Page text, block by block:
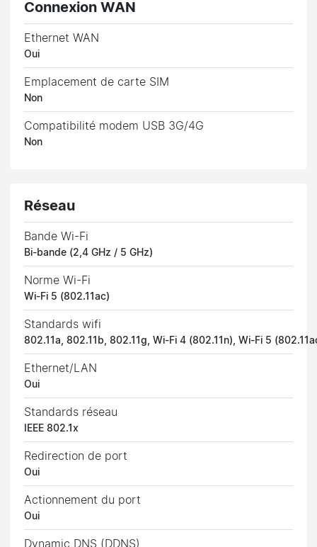
Connexion WAN
Ethernet WAN
Oui
Emplacement de carte SIM
Non
Compatibilité modem USB 3G/4G
Non
Réseau
Bande Wi-Fi
Bi-bande (2,4 GHz / 5 GHz)
Norme Wi-Fi
Wi-Fi 5 (802.11ac)
Standards wifi
802.11a, 802.11b, 802.11g, Wi-Fi 4 (802.11n), Wi-Fi 5
Ethernet/LAN
Oui
Standards réseau
IEEE 802.1x
Redirection de port
Oui
Actionnement du port
Oui
Dynamic DNS (DDNS)